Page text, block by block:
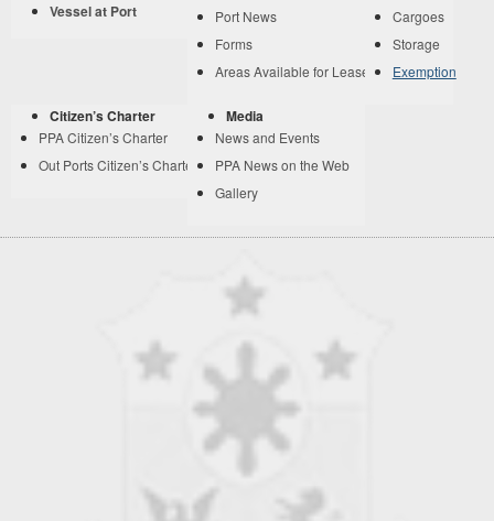
Vessel at Port
Port News
Forms
Areas Available for Lease
Cargoes
Storage
Exemption
Citizen’s Charter
PPA Citizen’s Charter
Out Ports Citizen’s Charter
Media
News and Events
PPA News on the Web
Gallery